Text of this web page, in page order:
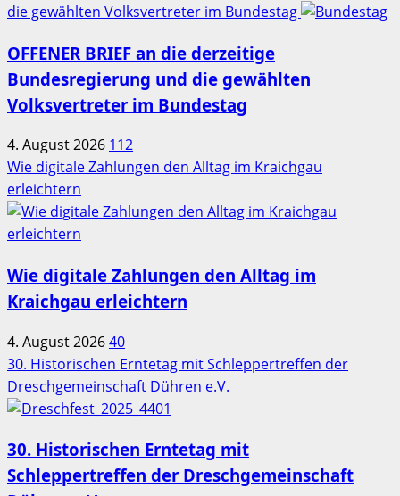
die gewählten Volksvertreter im Bundestag
OFFENER BRIEF an die derzeitige
Bundesregierung und die gewählten
Volksvertreter im Bundestag
4. August 2026 112
Wie digitale Zahlungen den Alltag im Kraichgau
erleichtern
Wie digitale Zahlungen den Alltag im
Kraichgau erleichtern
4. August 202640
30. Historischen Erntetag mit Schleppertreffen der
Dreschgemeinschaft Dühren e.V.
30. Historischen Erntetag mit
Schleppertreffen der Dreschgemeinschaft